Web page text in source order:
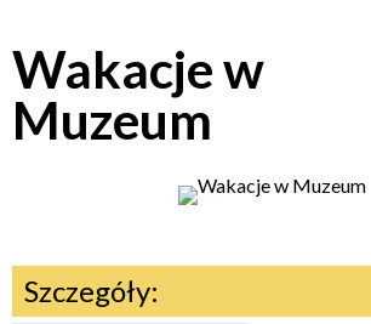
Kategoria
—
Wakacje w
Muzeum
Szczegóły: